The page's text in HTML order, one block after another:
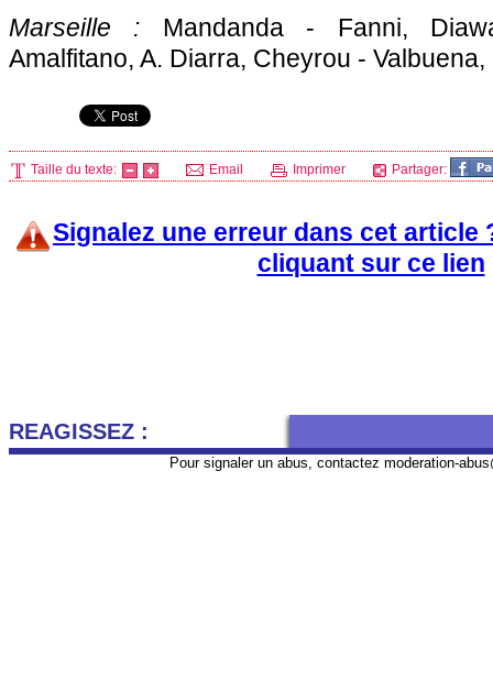
Marseille : Mandanda - Fanni,
Amalfitano, A. Diarra, Cheyrou - Valbuena,
Taille du texte: Email Imprimer Partager:
Signalez une erreur dans cet article
cliquant sur ce lien
REAGISSEZ :
Pour signaler un abus, contactez moderation-